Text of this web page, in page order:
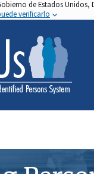
de Estados Unidos,
verificarlo